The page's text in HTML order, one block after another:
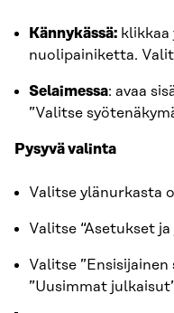
Kännykässä: klikkaa
nuolipainiketta.
Selaimessa: avaa
”Valitse
Pysyvä valinta
Valitse ylänurkasta
Valitse “Asetukset ja
Valitse
”Uusimmat